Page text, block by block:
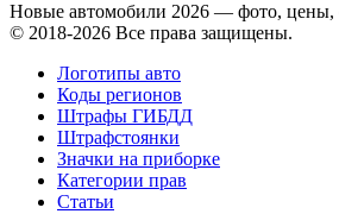
Новые автомобили 2026 — фото, цены,
© 2018-2026 Все права защищены.
Логотипы авто
Коды регионов
Штрафы ГИБДД
Штрафстоянки
Значки на приборке
Категории прав
Статьи